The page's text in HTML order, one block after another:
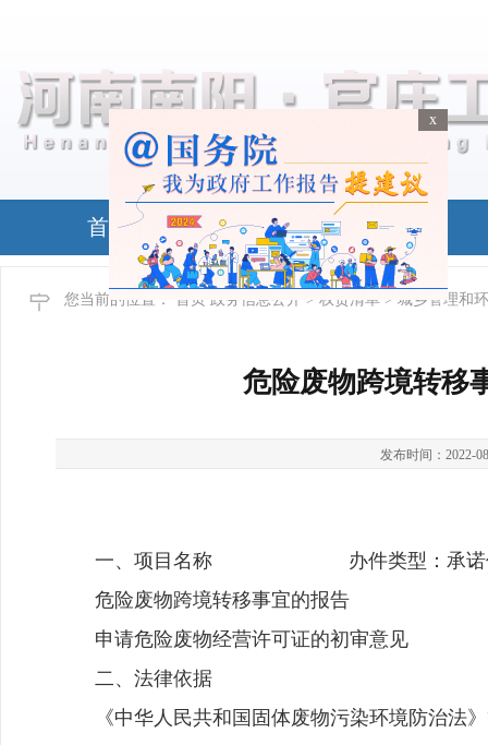
x
首页 政务公开
您当前的位置： 首页 政务信息公开 > 权责清单 > 城乡管理和
危险废物跨境转移
发布时间：2022-
一、项目名称 办件类型：承诺
危险废物跨境转移事宜的报告
申请危险废物经营许可证的初审意见
二、法律依据
《中华人民共和国固体废物污染环境防治法
x